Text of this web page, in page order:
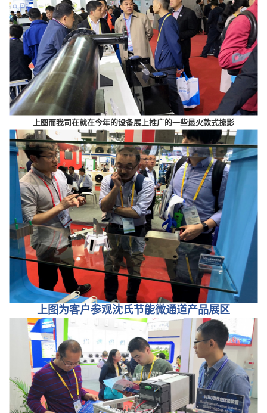
上图而我司在就在今年的设备展上推广的一些最火款式掠影
上图为客户参观沈氏节能微通道产品展区